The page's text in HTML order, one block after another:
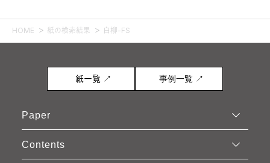
HOME 紙の検索結果 白柳-FS
紙一覧 ↗ 事例一覧 ↗
Paper
Contents